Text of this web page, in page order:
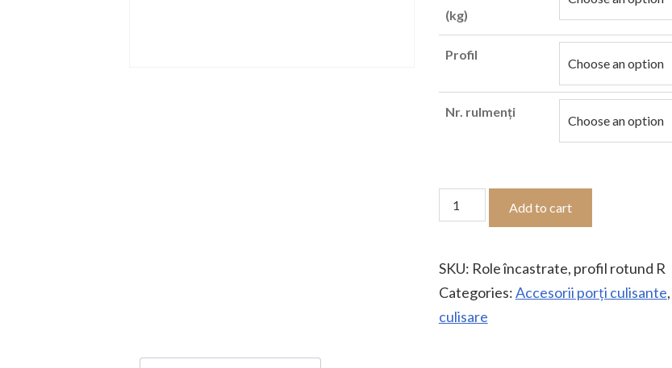
(kg)
Profil
Nr. rulmenți
Rolă
încastrată,
cu
profil
R,
Add to cart
SKU: Role încastrate, profil rotund R
Categories:Accesorii porți culisante,
culisare